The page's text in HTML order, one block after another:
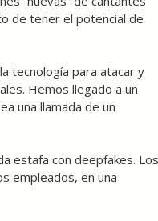
de tener el potencial de
tecnología para atacar y
Hemos llegado a un
una llamada de un
estafa con deepfakes. Los
empleados, en una